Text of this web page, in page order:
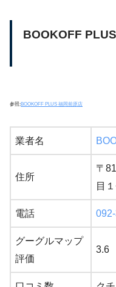
BOOKOFF
参照:BOOKOFF PLUS 福岡前原店
業者名
住所
〒
目１
電話
グーグルマップ
評価
3.6